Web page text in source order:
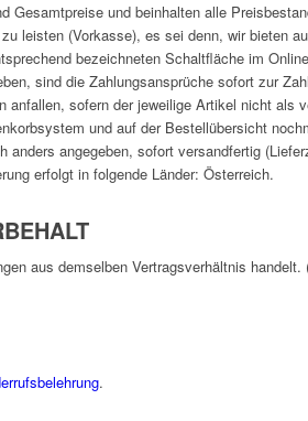
Gesamtpreise und beinhalten alle
leisten (Vorkasse), es sei denn, wir bieten
bezeichneten Schaltfläche im
sind die Zahlungsansprüche sofort zur
anfallen, sofern der jeweilige Artikel nicht als
und auf der Bestellübersicht
angegeben, sofort versandfertig
erfolgt in folgende Länder: Österreich.
aus demselben Vertragsverhältnis
.